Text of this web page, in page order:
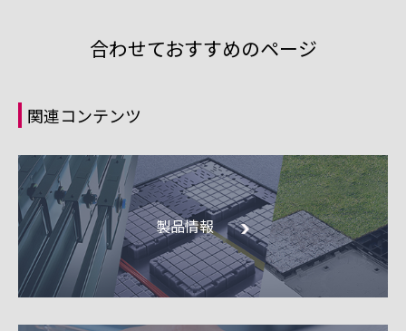
合わせておすすめのページ
関連コンテンツ
製品情報